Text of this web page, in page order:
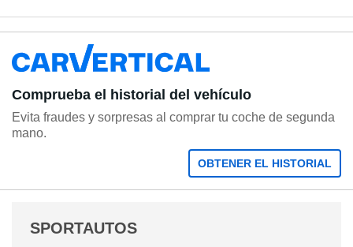
Comprueba el historial del vehículo
Evita fraudes y sorpresas al comprar tu coche de segunda
mano.
OBTENER EL HISTORIAL
SPORTAUTOS